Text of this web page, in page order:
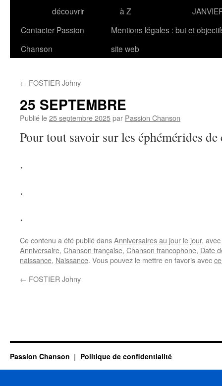
découvrir
à Z
Contacter Passion
Chanson
Mentions légales : but et
site web
← FOSTIER Johny
25 SEPTEMBRE
Publié le25 septembre 2025par Passion Chanson
Pour tout savoir sur les éphémérides
.
.
.
Ce contenu a été publié dansAnniversaires au jour le jour,
Anniversaire, Chanson française, Chanson francophone, Date
naissance, Naissance. Vous pouvez le mettre en favoris avec
← FOSTIER Johny
Passion Chanson Politique de confidentialité